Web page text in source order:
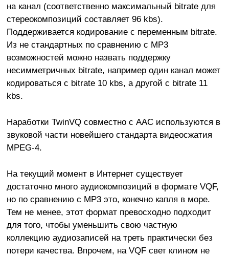
на канал (соответственно максимальный bitrate для
стереокомпозиций составляет 96 kbs).
Поддерживается кодирование с переменным bitrate.
Из не стандартных по сравнению с МР3
возможностей можно назвать поддержку
несимметричных bitrate, например один канал может
кодироваться с bitrate 10 kbs, а другой с bitrate 11
kbs.
Наработки TwinVQ совместно с AAC используются в
звуковой части новейшего стандарта видеосжатия
MPEG-4.
На текущий момент в Интернет существует
достаточно много аудиокомпозиций в формате VQF,
но по сравнению с MP3 это, конечно капля в море.
Тем не менее, этот формат превосходно подходит
для того, чтобы уменьшить свою частную
коллекцию аудиозаписей на треть практически без
потери качества. Впрочем, на VQF свет клином не